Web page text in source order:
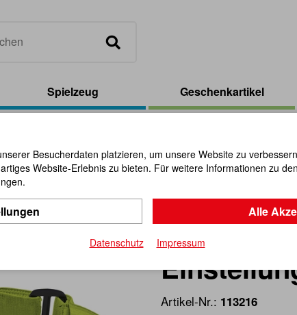
Spielzeug Geschenkartikel
ADAC
Artikel-Nr.: 113216
Besucherdaten platzieren, um unsere Website zu
Website-Erlebnis zu bieten. Für weitere Informationen zu
Alle
Datenschutz Impressum